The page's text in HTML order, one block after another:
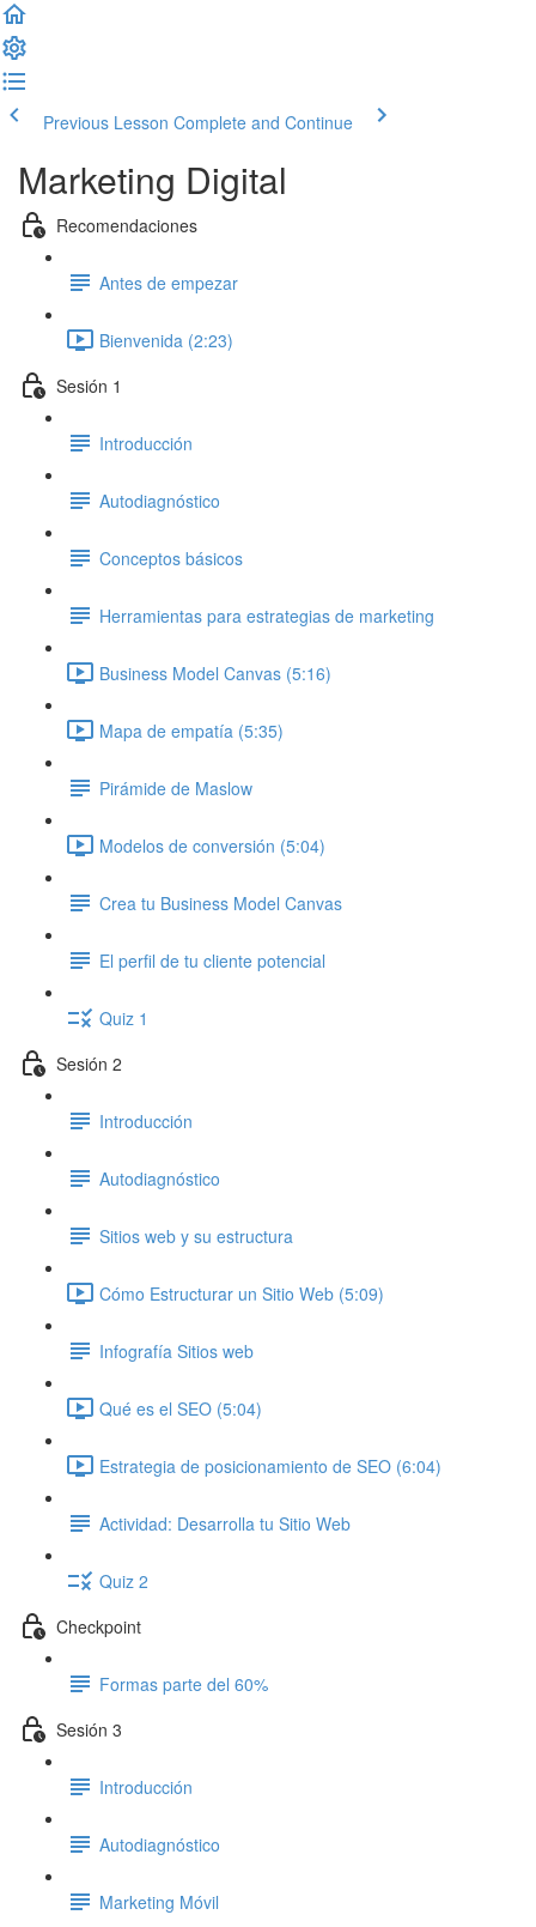
Previous Lesson Complete and Continue
Marketing Digital
Recomendaciones
Antes de empezar
Bienvenida (2:23)
Sesión 1
Introducción
Autodiagnóstico
Conceptos básicos
Herramientas para estrategias de marketing
Business Model Canvas (5:16)
Mapa de empatía (5:35)
Pirámide de Maslow
Modelos de conversión (5:04)
Crea tu Business Model Canvas
El perfil de tu cliente potencial
Quiz 1
Sesión 2
Introducción
Autodiagnóstico
Sitios web y su estructura
Cómo Estructurar un Sitio Web (5:09)
Infografía Sitios web
Qué es el SEO (5:04)
Estrategia de posicionamiento de SEO (6:04)
Actividad: Desarrolla tu Sitio Web
Quiz 2
Checkpoint
Formas parte del 60%
Sesión 3
Introducción
Autodiagnóstico
Marketing Móvil